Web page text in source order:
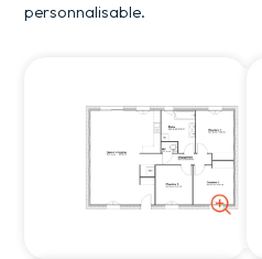
personnalisable.